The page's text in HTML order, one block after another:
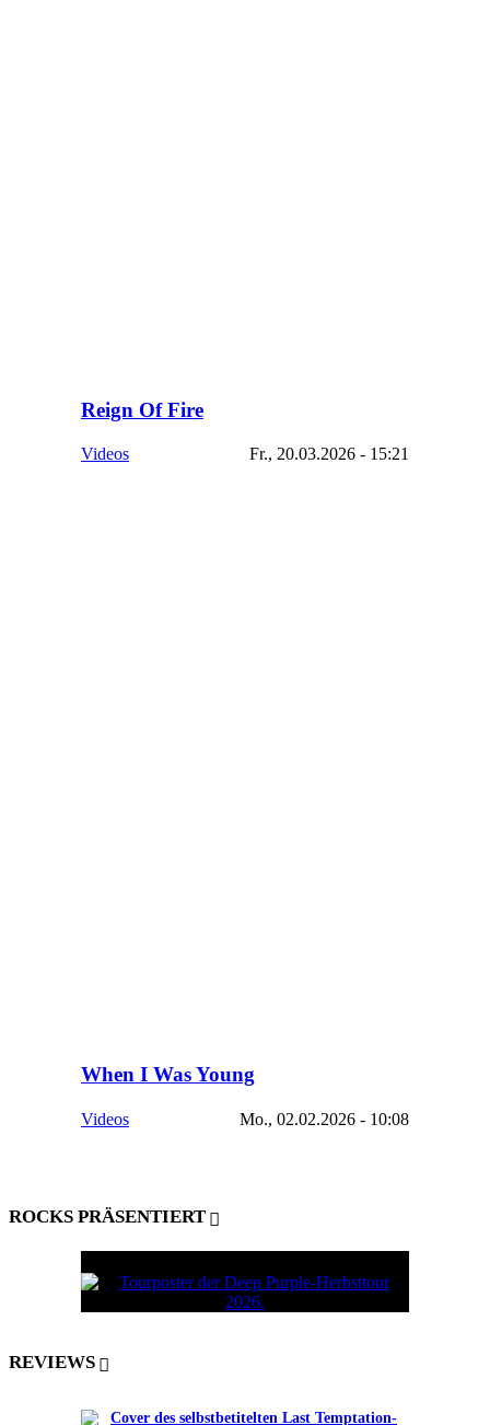
Reign Of Fire
Videos Fr., 20.03.2026 - 15:21
When I Was Young
Videos Mo., 02.02.2026 - 10:08
ROCKS PRÄSENTIERT
REVIEWS